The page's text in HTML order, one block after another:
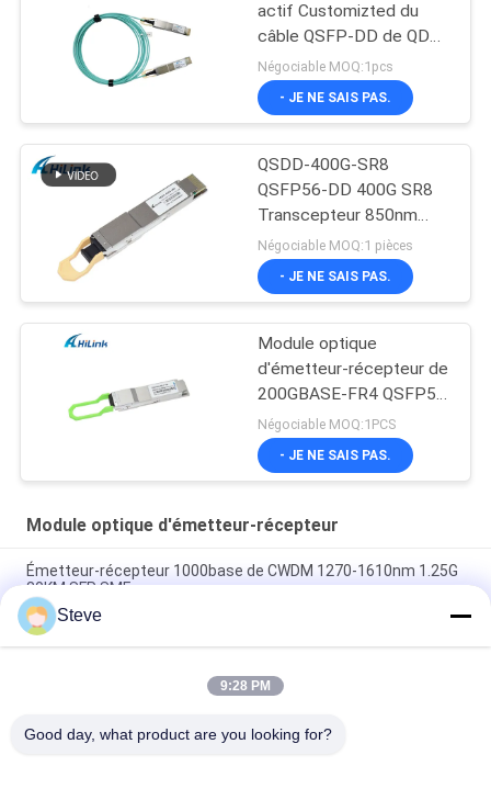
actif Customizted du
câble QSFP-DD de QDD-
400G-AOC 5M 400G AOC
Négociable MOQ:1pcs
- JE NE SAIS PAS.
QSDD-400G-SR8
QSFP56-DD 400G SR8
Transcepteur 850nm
150M MPT/MPO-16
DOM
Négociable MOQ:1 pièces
- JE NE SAIS PAS.
Module optique
d'émetteur-récepteur de
200GBASE-FR4 QSFP56
1310nm 2km DOM
Duplex LC SMF
Négociable MOQ:1PCS
- JE NE SAIS PAS.
Module optique d'émetteur-récepteur
Émetteur-récepteur 1000base de CWDM 1270-1610nm 1.25G
80KM SFP SMF
duplex que l'on peut brancher chaud LC 40Gb/s d'émetteur-
récepteur optique d'Ethernet de 60km QSFP+
Modules optiques Hilink 100G QSFP28 SR4 100M FTTX
Steve
9:28 PM
Good day, what product are you looking for?